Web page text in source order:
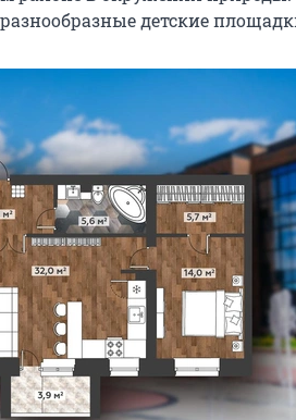
детские